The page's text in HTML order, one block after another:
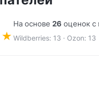
★
На основе 26 оценок с
Wildberries: 13 · Ozon: 13